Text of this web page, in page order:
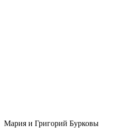
Мария и Григорий Бурковы